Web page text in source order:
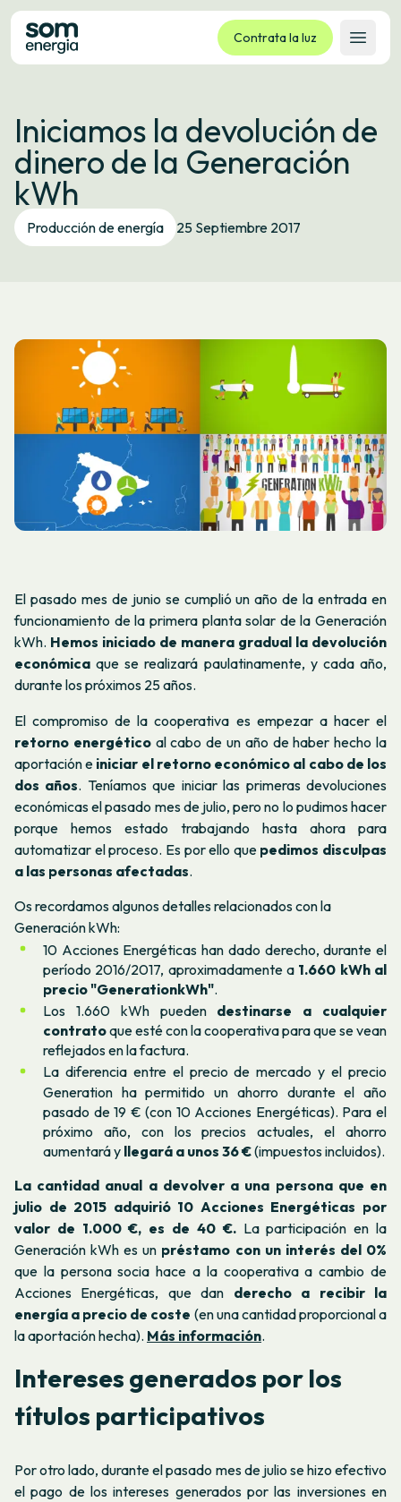
Contrata la luz
Abrir
Tarifas
Servicios
Empresas
La cooperativa
Contacto
Iniciamos la devolución de
dinero de la Generación
kWh
Producción de energía 25 Septiembre 2017
El pasado mes de junio se cumplió un año de la entrada en
funcionamiento de la primera planta solar de la Generación
kWh. Hemos iniciado de manera gradual la devolución
económicaque se realizará paulatinamente, y cada año,
durante los próximos 25 años.
El compromiso de la cooperativa es empezar a hacer el
retorno energéticoal cabo de un año de haber hecho la
aportación e iniciar el retorno económico al cabo de los
dos años. Teníamos que iniciar las primeras devoluciones
económicas el pasado mes de julio, pero no lo pudimos hacer
porque hemos estado trabajando hasta ahora para
automatizar el proceso. Es por ello que pedimos disculpas
a las personas afectadas.
Os recordamos algunos detalles relacionados con la
Generación kWh:
10 Acciones Energéticas han dado derecho, durante el
período 2016/2017, aproximadamente a 1.660 kWh al
precio "GenerationkWh".
Los 1.660 kWh pueden destinarse a cualquier
contratoque esté con la cooperativa para que se vean
reflejados en la factura.
La diferencia entre el precio de mercado y el precio
Generation ha permitido un ahorro durante el año
pasado de 19 € (con 10 Acciones Energéticas). Para el
próximo año, con los precios actuales, el ahorro
aumentará y llegará a unos 36 €(impuestos incluidos).
La cantidad anual a devolver a una persona que en
julio de 2015 adquirió 10 Acciones Energéticas por
valor de 1.000 €, es de 40 €. La participación en la
Generación kWh es un préstamo con un interés del 0%
que la persona socia hace a la cooperativa a cambio de
Acciones Energéticas, que dan derecho a recibir la
energía a precio de coste (en una cantidad proporcional a
la aportación hecha). Más información.
Intereses generados por los
títulos participativos
Por otro lado, durante el pasado mes de julio se hizo efectivo
el pago de los intereses generados por las inversiones en